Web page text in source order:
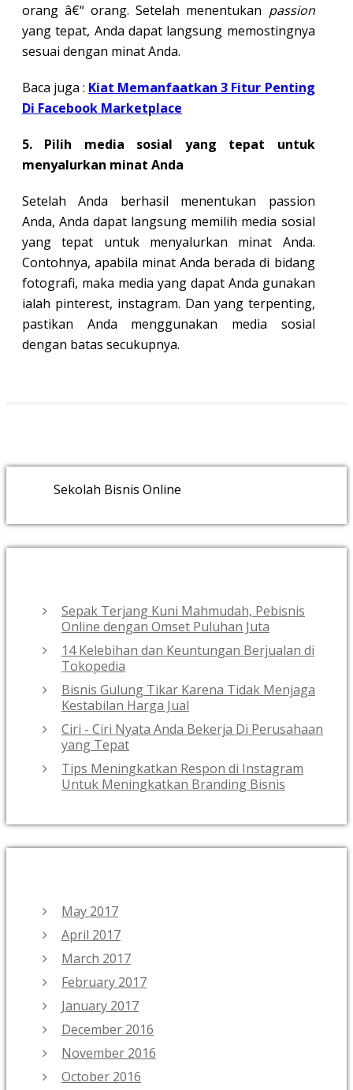
orang â€“ orang. Setelah menentukan passion
yang tepat, Anda dapat langsung memostingnya
sesuai dengan minat Anda.
Baca juga : Kiat Memanfaatkan 3 Fitur Penting
Di Facebook Marketplace
5. Pilih media sosial yang tepat untuk
menyalurkan minat Anda
Setelah Anda berhasil menentukan passion
Anda, Anda dapat langsung memilih media sosial
yang tepat untuk menyalurkan minat Anda.
Contohnya, apabila minat Anda berada di bidang
fotografi, maka media yang dapat Anda gunakan
ialah pinterest, instagram. Dan yang terpenting,
pastikan Anda menggunakan media sosial
dengan batas secukupnya.
Sekolah Bisnis Online
Sepak Terjang Kuni Mahmudah, Pebisnis
Online dengan Omset Puluhan Juta
14 Kelebihan dan Keuntungan Berjualan di
Tokopedia
Bisnis Gulung Tikar Karena Tidak Menjaga
Kestabilan Harga Jual
Ciri - Ciri Nyata Anda Bekerja Di Perusahaan
yang Tepat
Tips Meningkatkan Respon di Instagram
Untuk Meningkatkan Branding Bisnis
May 2017
April 2017
March 2017
February 2017
January 2017
December 2016
November 2016
October 2016